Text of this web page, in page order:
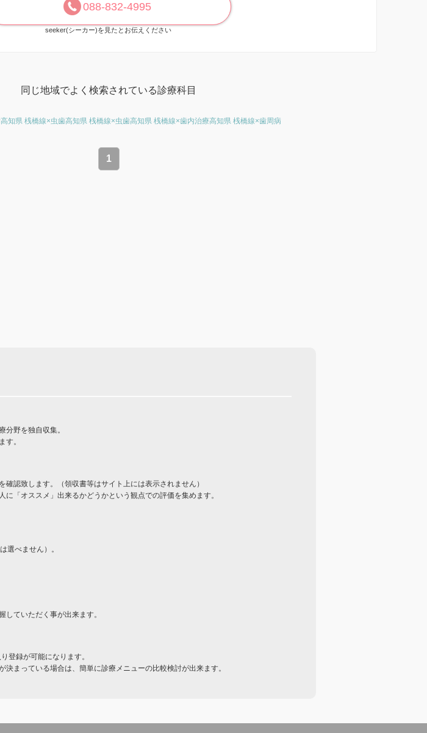
088-832-4995
seeker(シーカー)を見たとお伝えください
同じ地域でよく検索されている診療科目
高知県 桟橋線×虫歯高知県 桟橋線×虫歯高知県 桟橋線×歯内治療高知県 桟橋線×歯周病
1
分野を独自収集。
す。
認致します。（領収書等はサイト上には表示されません）
「オススメ」出来るかどうかという観点での評価を集めます。
選べません）。
ていただく事が出来ます。
登録が可能になります。
まっている場合は、簡単に診療メニューの比較検討が出来ます。